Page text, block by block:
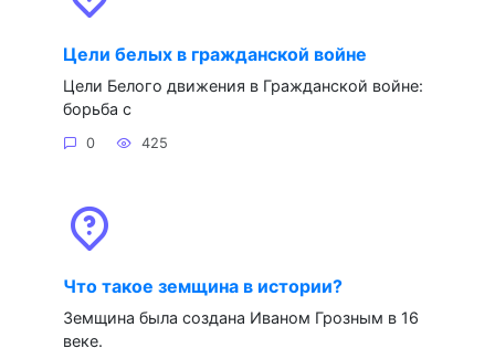
Цели белых в гражданской войне
Цели Белого движения в Гражданской войне:
борьба с
0 425
Что такое земщина в истории?
Земщина была создана Иваном Грозным в 16
веке.